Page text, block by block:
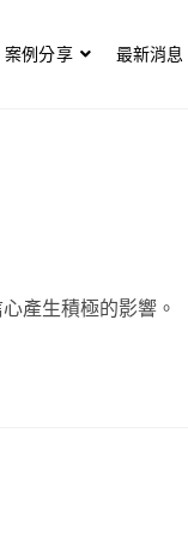
案例分享 最新消息
產生積極的影響。